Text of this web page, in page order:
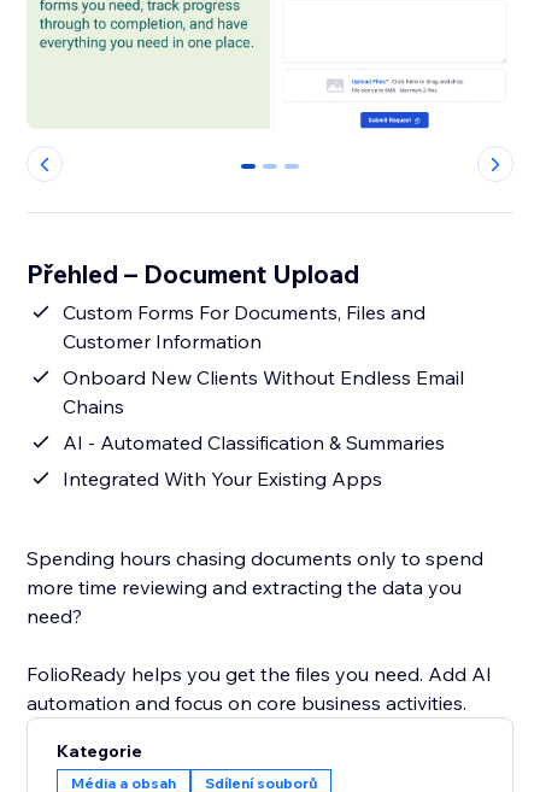
0 1 2
Přehled – Document Upload
Custom Forms For Documents, Files and
Customer Information
Onboard New Clients Without Endless Email
Chains
AI - Automated Classification & Summaries
Integrated With Your Existing Apps
Spending hours chasing documents only to spend
more time reviewing and extracting the data you
need?
FolioReady helps you get the files you need. Add AI
automation and focus on core business activities.
Kategorie
Média a obsah Sdílení souborů